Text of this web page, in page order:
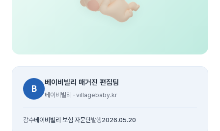
B
베이비빌리 매거진 편집팀
베이비빌리 · villagebaby.kr
감수베이비빌리 보험 자문단발행2026.05.20